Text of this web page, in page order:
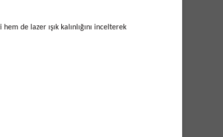
de lazer ışık kalınlığını incelterek